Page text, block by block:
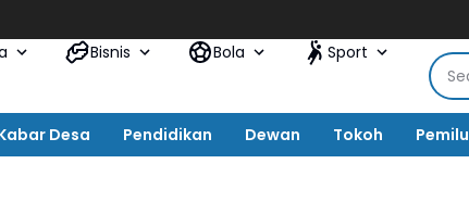
Bisnis Bola Sport
Desa Pendidikan Dewan Tokoh Pemilu